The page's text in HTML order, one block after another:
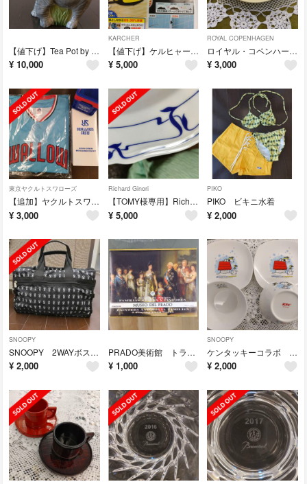
【値下げ】Tea Pot by ANDY CORNWALL ティーポット
¥ 10,000
KARCHER
【値下げ】ケルヒャー スチームクリーナー SC JTK20
¥ 5,000
ROYAL COPENHAGEN
ロイヤル・コペンハーゲン 魚型ボール
¥ 3,000
東京ヤクルトスワローズ
【追加】ヤクルトスワローズ ファンクラブ ユニフォーム
¥ 3,000
Richard Ginori
【TOMY様専用】Richard Ginori スープボール
¥ 5,000
PIKO
PIKO ビキニ水着
¥ 2,000
SNOOPY
SNOOPY 2WAYボストンバッグ
¥ 2,000
PRADO美術館 トランプ 未開封
¥ 1,000
SNOOPY
ケンタッキーコラボ SNOOPY ボウル＆プレート
¥ 2,000